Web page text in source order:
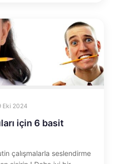
Eki 2024
için 6 basit
çalışmalarla seslendirme